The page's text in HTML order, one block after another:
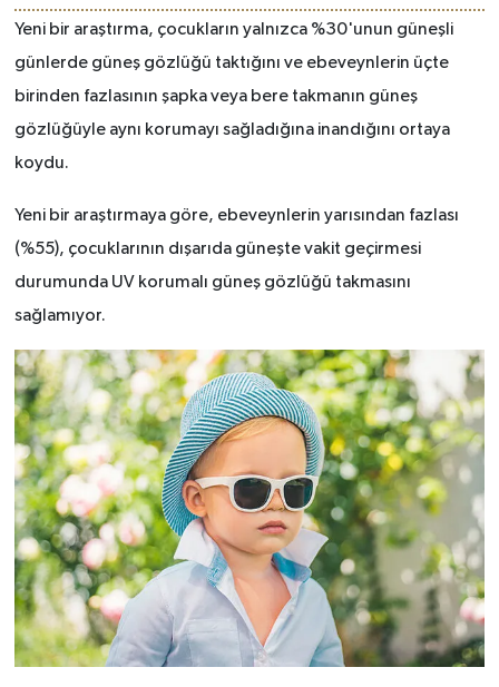
Yeni bir araştırma, çocukların yalnızca %30'unun güneşli
günlerde güneş gözlüğü taktığını ve ebeveynlerin üçte
birinden fazlasının şapka veya bere takmanın güneş
gözlüğüyle aynı korumayı sağladığına inandığını ortaya
koydu.
Yeni bir araştırmaya göre, ebeveynlerin yarısından fazlası
(%55), çocuklarının dışarıda güneşte vakit geçirmesi
durumunda UV korumalı güneş gözlüğü takmasını
sağlamıyor.